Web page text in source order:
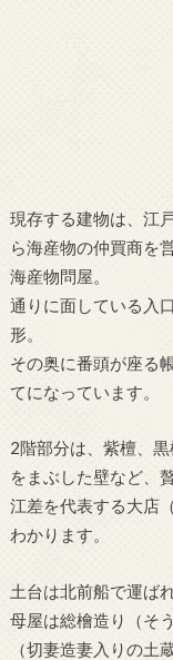
現存する建物は、江
ら海産物の仲買商を
海産物問屋。
通りに面している入
形。
その奥に番頭が座る
てになっています。
2階部分は、紫檀、
をまぶした壁など、
江差を代表する大店
わかります。
土台は北前船で運ば
母屋は総檜造り（そ
（切妻造妻入りの土